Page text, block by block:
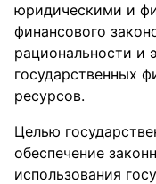
юридическими и
финансового
рациональности и
государственных
ресурсов.
Целью
обеспечение
использования